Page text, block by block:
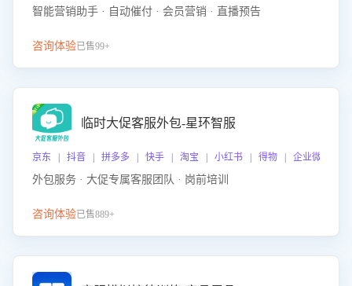
智能营销助手 · 自动催付 · 会员营销 · 直播预告
咨询体验已售99+
临时大促客服外包-星环智服
京东 | 抖音 | 拼多多 | 快手 | 淘宝 | 小红书 | 得物 | 企业微信
外包服务 · 大促专属客服团队 · 岗前培训
咨询体验已售889+